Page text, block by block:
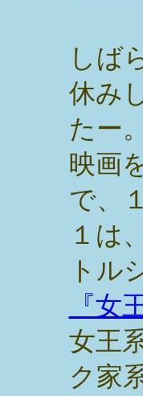
しば
休み
たー
映画
で、
１は、
トル
『女
女王
ク家